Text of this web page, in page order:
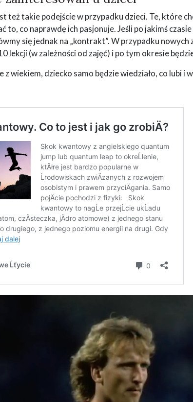
też takie podejście w przypadku dzieci. Te, które
to, co naprawdę ich pasjonuje. Jeśli po jakimś
się jednak na „kontrakt”. W przypadku nowych
lekcji (w zależności od zajęć) i po tym okresie
z wiekiem, dziecko samo będzie wiedziało, co lubi i